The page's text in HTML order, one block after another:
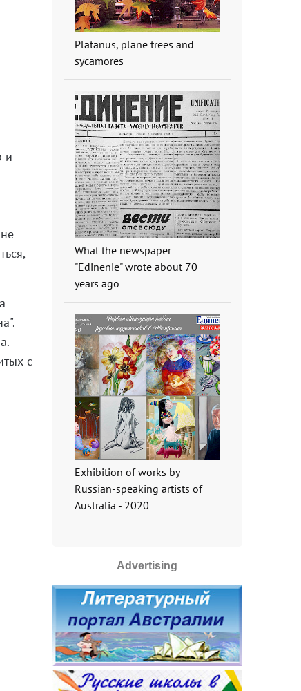
и
с
Platanus, plane trees and
sycamores
What the newspaper
"Edinenie" wrote about 70
years ago
Exhibition of works by
Russian-speaking artists of
Australia - 2020
Advertising